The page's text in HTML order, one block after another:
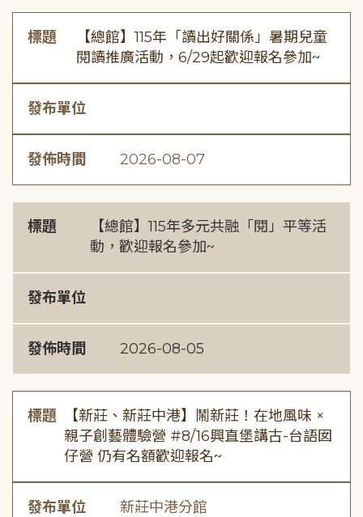
標題
【總館】115年「讀出好關係」暑期兒童
閱讀推廣活動，6/29起歡迎報名參加~
發布單位
發佈時間 2026-08-07
標題
【總館】115年多元共融「閱」平等活
動，歡迎報名參加~
發布單位
發佈時間 2026-08-05
標題
【新莊、新莊中港】鬧新莊！在地風味 ×
親子創藝體驗營 #8/16興直堡講古-台語囡
仔營 仍有名額歡迎報名~
發布單位 新莊中港分館